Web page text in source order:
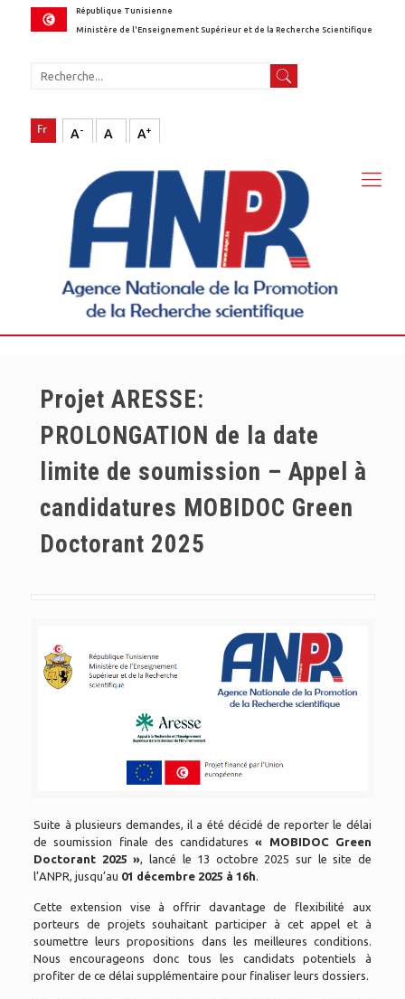
République Tunisienne
Ministère de l'Enseignement Supérieur et de la Recherche Scientifique
A- A A+
Projet ARESSE:
PROLONGATION de la date
limite de soumission – Appel à
candidatures MOBIDOC Green
Doctorant 2025
Suite à plusieurs demandes, il a été décidé de reporter le délai
de soumission finale des candidatures« MOBIDOC Green
Doctorant 2025 », lancé le 13 octobre 2025 sur le site de
l’ANPR, jusqu’au 01 décembre 2025 à 16h.
Cette extension vise à offrir davantage de flexibilité aux
porteurs de projets souhaitant participer à cet appel et à
soumettre leurs propositions dans les meilleures conditions.
Nous encourageons donc tous les candidats potentiels à
profiter de ce délai supplémentaire pour finaliser leurs dossiers.